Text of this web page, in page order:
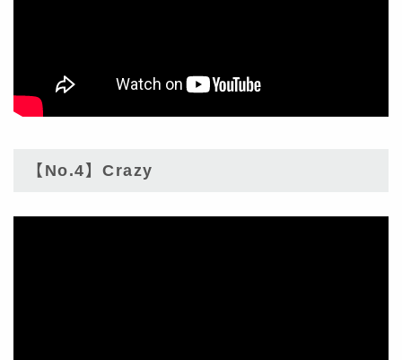
【No.4】Crazy